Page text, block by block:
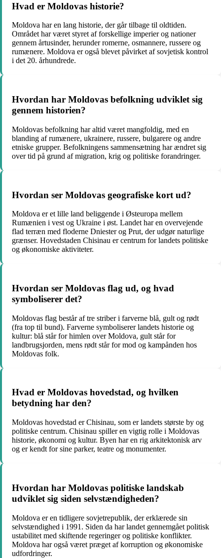
Hvad er Moldovas historie?
Moldova har en lang historie, der går tilbage til oldtiden.
Området har været styret af forskellige imperier og nationer
gennem årtusinder, herunder romerne, osmannere, russere og
rumænere. Moldova er også blevet påvirket af sovjetisk kontrol
i det 20. århundrede.
Hvordan har Moldovas befolkning udviklet sig
gennem historien?
Moldovas befolkning har altid været mangfoldig, med en
blanding af rumænere, ukrainere, russere, bulgarere og andre
etniske grupper. Befolkningens sammensætning har ændret sig
over tid på grund af migration, krig og politiske forandringer.
Hvordan ser Moldovas geografiske kort ud?
Moldova er et lille land beliggende i Østeuropa mellem
Rumænien i vest og Ukraine i øst. Landet har en overvejende
flad terræn med floderne Dniester og Prut, der udgør naturlige
grænser. Hovedstaden Chisinau er centrum for landets politiske
og økonomiske aktiviteter.
Hvordan ser Moldovas flag ud, og hvad
symboliserer det?
Moldovas flag består af tre striber i farverne blå, gult og rødt
(fra top til bund). Farverne symboliserer landets historie og
kultur: blå står for himlen over Moldova, gult står for
landbrugsjorden, mens rødt står for mod og kampånden hos
Moldovas folk.
Hvad er Moldovas hovedstad, og hvilken
betydning har den?
Moldovas hovedstad er Chisinau, som er landets største by og
politiske centrum. Chisinau spiller en vigtig rolle i Moldovas
historie, økonomi og kultur. Byen har en rig arkitektonisk arv
og er kendt for sine parker, teatre og monumenter.
Hvordan har Moldovas politiske landskab
udviklet sig siden selvstændigheden?
Moldova er en tidligere sovjetrepublik, der erklærede sin
selvstændighed i 1991. Siden da har landet gennemgået politisk
ustabilitet med skiftende regeringer og politiske konflikter.
Moldova har også været præget af korruption og økonomiske
udfordringer.